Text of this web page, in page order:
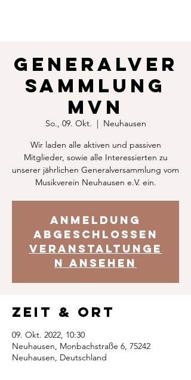
Generalver
sammlung
MVN
So., 09. Okt.
  |
Neuhausen
Wir laden alle aktiven und passiven
Mitglieder, sowie alle Interessierten zu
unserer jährlichen Generalversammlung vom
Musikverein Neuhausen e.V. ein.
Anmeldung
abgeschlossen
Veranstaltunge
n ansehen
Zeit & Ort
09. Okt. 2022, 10:30
Neuhausen, Monbachstraße 6, 75242
Neuhausen, Deutschland